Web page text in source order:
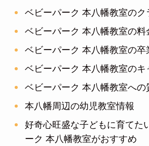
ベビーパーク 本八幡教室のク
ベビーパーク 本八幡教室の料
ベビーパーク 本八幡教室の卒
ベビーパーク 本八幡教室のキ
ベビーパーク 本八幡教室への
本八幡周辺の幼児教室情報
好奇心旺盛な子どもに育てた
ーク 本八幡教室がおすすめ